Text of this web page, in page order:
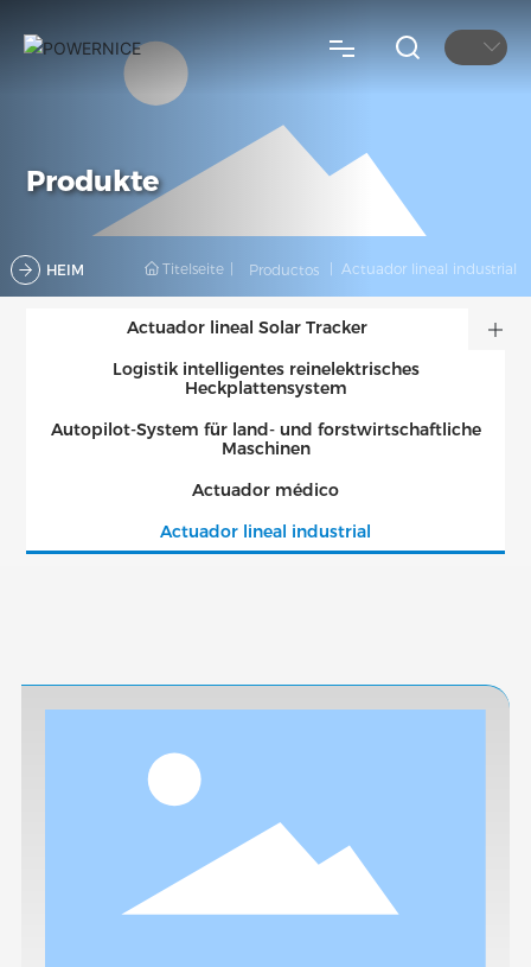
ACERCA DE
PRODUCTOS
NOTICIAS
HEIM Titelseite Productos Actuador lineal industrial
Produkte
Actuador lineal Solar Tracker
Logistik intelligentes reinelektrisches
Heckplattensystem
Autopilot-System für land- und forstwirtschaftliche
Maschinen
Actuador médico
Actuador lineal industrial